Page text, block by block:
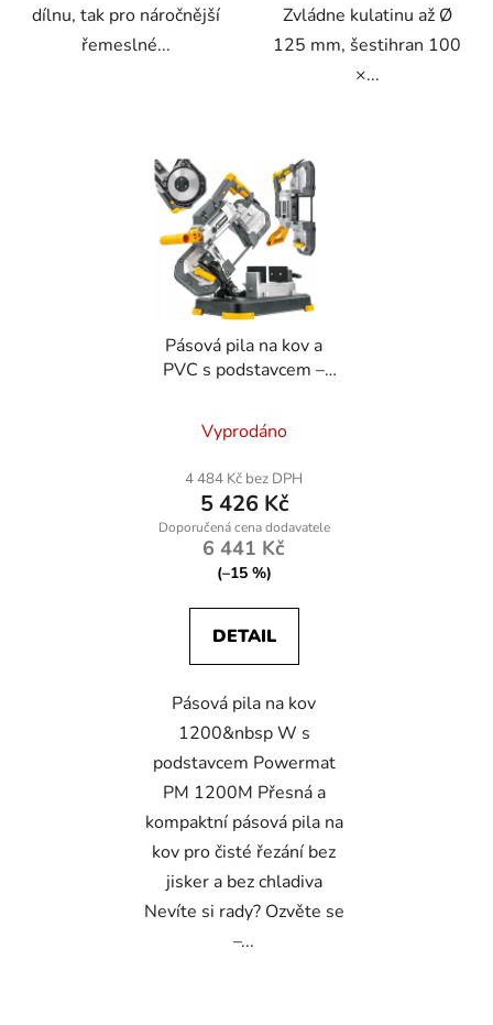
dílnu, tak pro náročnější
řemeslné...
Zvládne kulatinu až Ø
125 mm, šestihran 100
×...
Pásová pila na kov a
PVC s podstavcem –
1200 W
Vyprodáno
4 484 Kč bez DPH
5 426 Kč
6 441 Kč
(–15 %)
DETAIL
Pásová pila na kov
1200&nbsp W s
podstavcem Powermat
PM 1200M Přesná a
kompaktní pásová pila na
kov pro čisté řezání bez
jisker a bez chladiva
Nevíte si rady? Ozvěte se
–...